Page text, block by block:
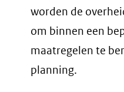
worden de
om binnen een
maatregelen te
planning.